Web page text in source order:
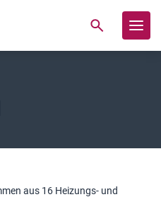
aus 16 Heizungs- und